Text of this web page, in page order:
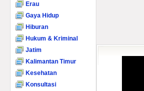
Erau
Gaya Hidup
Hiburan
Hukum & Kriminal
Jatim
Kalimantan Timur
Kesehatan
Konsultasi